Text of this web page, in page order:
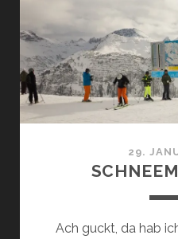
29.
Ach guckt, da hab